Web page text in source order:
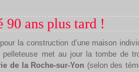
90 ans plus tard !
la construction d’une maison
met au jour la tombe de
de la Roche-sur-Yon (selon des